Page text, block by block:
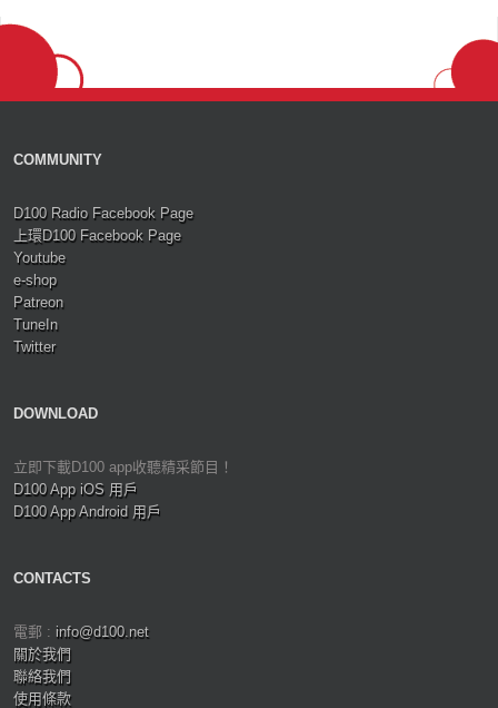
COMMUNITY
D100 Radio Facebook Page
上環D100 Facebook Page
Youtube
e-shop
Patreon
TuneIn
Twitter
DOWNLOAD
立即下載D100 app收聽精采節目！
D100 App iOS 用戶
D100 App Android 用戶
CONTACTS
電郵 : info@d100.net
關於我們
聯絡我們
使用條款